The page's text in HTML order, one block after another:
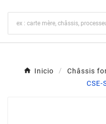
Inicio
Châssis
CSE-